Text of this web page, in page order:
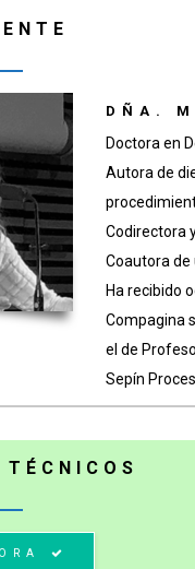
DÑA.
Doctora en
Autora de
Codirectora
Coautora de
Ha recibido
Compagina
el de
Sepín